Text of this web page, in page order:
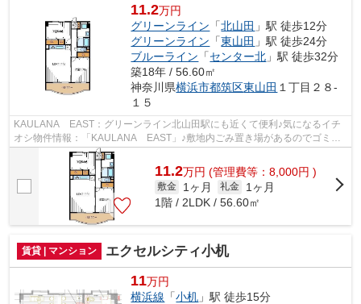
11.2万円
グリーンライン 「北山田 」駅 徒歩12分
グリーンライン 「東山田 」駅 徒歩24分
ブルーライン 「センター北 」駅 徒歩32分
築18年 / 56.60㎡
神奈川県横浜市都筑区東山田 １丁目２８-
１５
KAULANA EAST：グリーンライン北山田駅にも近くて便利♪気になるイチ
オシ物件情報：「KAULANA EAST」♪敷地内ごみ置き場があるのでゴミの
持ち運びの負担を少しでも減らすことができま...
11.2万円 (管理費等：8,000円 )
敷金 1ヶ月 礼金
1ヶ月
1階 / 2LDK / 56.60㎡
賃貸 | マンション エクセルシティ小机
11万円
横浜線 「小机 」駅 徒歩15分